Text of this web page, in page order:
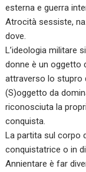
esterna e guerra
Atrocità sessiste,
dove.
L’ideologia militare
donne è un oggetto
attraverso lo stupro
(S)oggetto da
riconosciuta la
conquista.
La partita sul corpo
conquistatrice o in
Annientare è far